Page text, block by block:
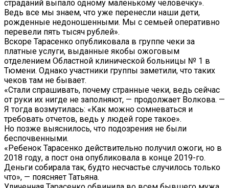
страданий выпало одному маленькому человечку».
Ведь все мы знаем, что уже перенесли наши дети,
рожденные недоношенными. Мы с семьей оперативно
перевели пять тысяч рублей».
Вскоре Тарасенко опубликовала в группе чеки за
платные услуги, выданные якобы ожоговым
отделением Областной клинической больницы № 1 в
Тюмени. Однако участники группы заметили, что таких
чеков там не бывает.
«Стали спрашивать, почему странные чеки, ведь сейчас
от руки их нигде не заполняют, — продолжает Волкова. —
Я тогда возмутилась: «Как можно сомневаться и
требовать отчетов, ведь у людей горе такое».
Но позже выяснилось, что подозрения не были
беспочвенными.
«Ребенок Тарасенко действительно получил ожоги, но в
2018 году, а пост она опубликовала в конце 2019-го.
Деньги собирала так, будто несчастье случилось только
что», — поясняет Татьяна.